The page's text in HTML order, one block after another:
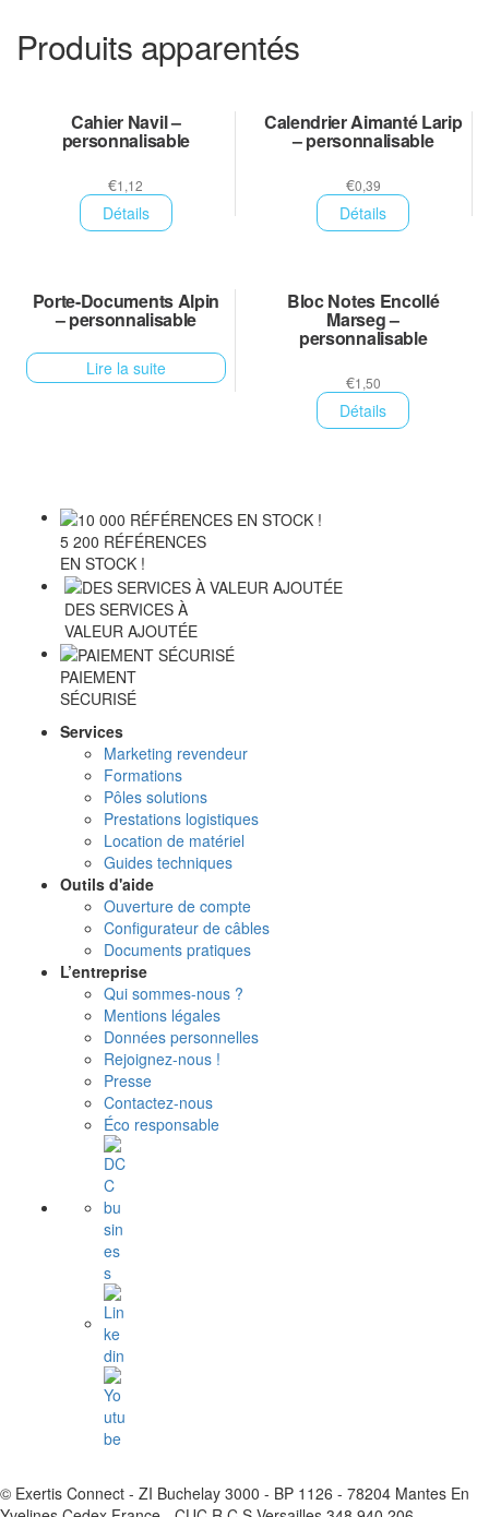
Produits apparentés
Cahier Navil –
personnalisable
€1,12
Détails
Calendrier Aimanté Larip
– personnalisable
€0,39
Détails
Porte-Documents Alpin
– personnalisable
Lire la suite
Bloc Notes Encollé
Marseg –
personnalisable
€1,50
Détails
5 200 RÉFÉRENCES
EN STOCK !
DES SERVICES À
VALEUR AJOUTÉE
PAIEMENT
SÉCURISÉ
Services
Marketing revendeur
Formations
Pôles solutions
Prestations logistiques
Location de matériel
Guides techniques
Outils d'aide
Ouverture de compte
Configurateur de câbles
Documents pratiques
L’entreprise
Qui sommes-nous ?
Mentions légales
Données personnelles
Rejoignez-nous !
Presse
Contactez-nous
Éco responsable
© Exertis Connect - ZI Buchelay 3000 - BP 1126 - 78204 Mantes En